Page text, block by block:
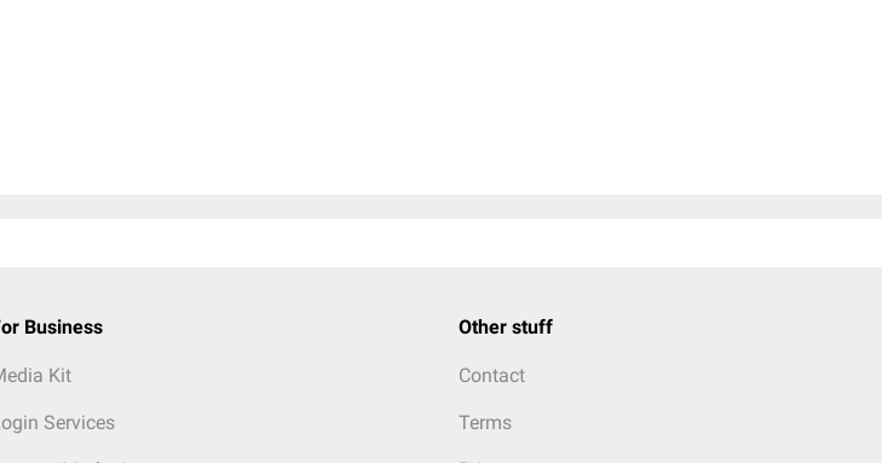
Business
Kit
Services
Other stuff
Contact
Terms